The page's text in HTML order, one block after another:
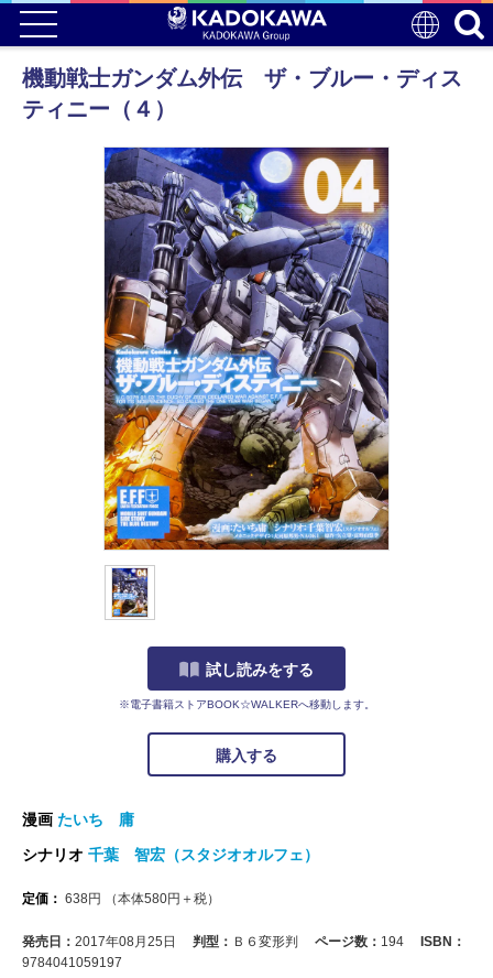
機動戦士ガンダム外伝 ザ・ブルー・ディス
ティニー（４）
試し読みをする
※電子書籍ストアBOOK☆WALKERへ移動します。
購入する
漫画 たいち 庸
シナリオ 千葉 智宏（スタジオオルフェ）
定価： 638円 （本体580円＋税）
発売日： 2017年08月25日 判型： Ｂ６変形判 ページ数： 194
ISBN：
9784041059197